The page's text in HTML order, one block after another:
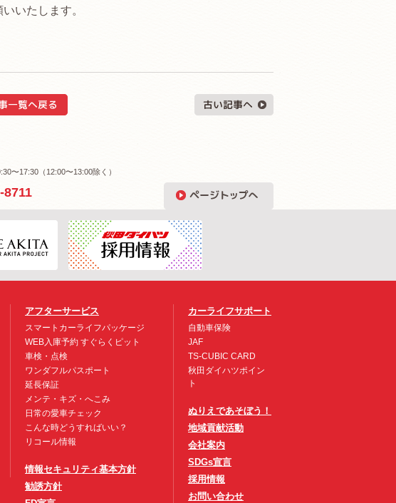
いたします。
〜17:30（12:00〜13:00除く）
8711
アフターサービス
スマートカーライフパッケージ
WEB入庫予約 すぐらくピット
車検・点検
ワンダフルパスポート
延長保証
メンテ・キズ・へこみ
日常の愛車チェック
こんな時どうすればいい？
リコール情報
情報セキュリティ基本方針
勧誘方針
カーライフサポート
自動車保険
JAF
TS-CUBIC CARD
秋田ダイハツポイン
ト
ぬりえであそぼう！
地域貢献活動
会社案内
SDGs宣言
採用情報
お問い合わせ